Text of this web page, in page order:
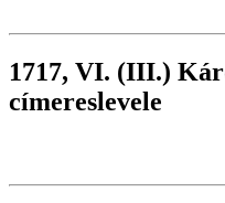
1717, VI. (III.)
címereslevele